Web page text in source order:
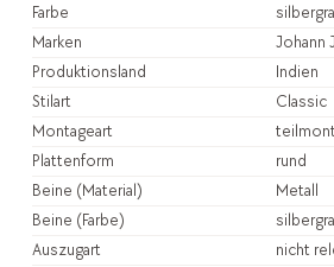
Farbe
Marken
Johann
Produktionsland
Indien
Stilart
Classic
Montageart
Plattenform
rund
Beine (Material)
Metall
Beine (Farbe)
Auszugart
nicht